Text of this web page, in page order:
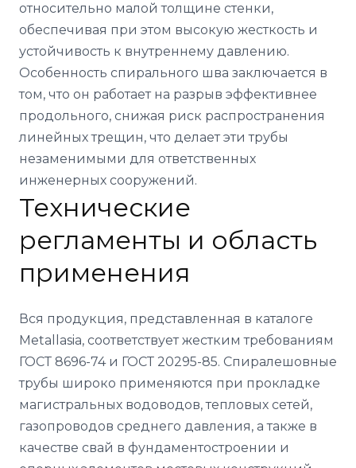
относительно малой толщине стенки,
обеспечивая при этом высокую жесткость и
устойчивость к внутреннему давлению.
Особенность спирального шва заключается в
том, что он работает на разрыв эффективнее
продольного, снижая риск распространения
линейных трещин, что делает эти трубы
незаменимыми для ответственных
инженерных сооружений.
Технические
регламенты и область
применения
Вся продукция, представленная в каталоге
Metallasia, соответствует жестким требованиям
ГОСТ 8696-74 и ГОСТ 20295-85. Спиралешовные
трубы широко применяются при прокладке
магистральных водоводов, тепловых сетей,
газопроводов среднего давления, а также в
качестве свай в фундаментостроении и